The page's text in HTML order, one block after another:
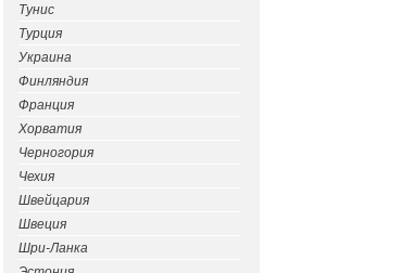
Тунис
Турция
Украина
Финляндия
Франция
Хорватия
Черногория
Чехия
Швейцария
Швеция
Шри-Ланка